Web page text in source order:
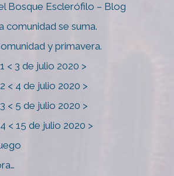
Bosque Esclerófilo – Blog
comunidad se suma.
y primavera.
< 3 de julio 2020 >
< 4 de julio 2020 >
< 5 de julio 2020 >
< 15 de julio 2020 >